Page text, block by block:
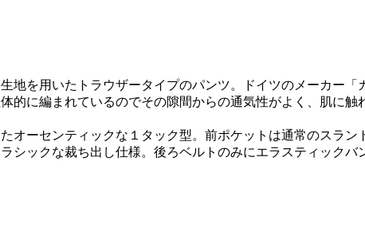
地を用いたトラウザータイプのパンツ。ドイツのメーカー
的に編まれているのでその隙間からの通気性がよく、肌に
オーセンティックな１タック型。前ポケットは通常のスラ
シックな裁ち出し仕様。後ろベルトのみにエラスティック